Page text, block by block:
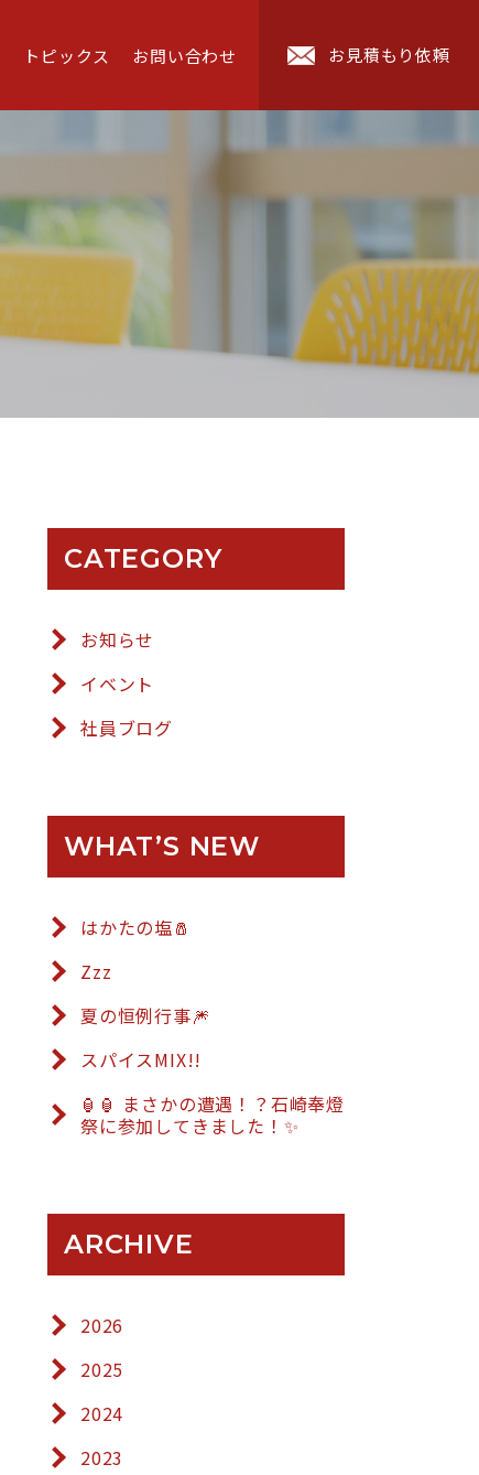
トピックス お問い合わせ お見積もり依頼
CATEGORY
お知らせ
イベント
社員ブログ
WHAT’S NEW
はかたの塩🧂
Zzz
夏の恒例行事🎆
スパイスMIX!!
🏮🏮 まさかの遭遇！？石崎奉燈
祭に参加してきました！✨
ARCHIVE
2026
2025
2024
2023